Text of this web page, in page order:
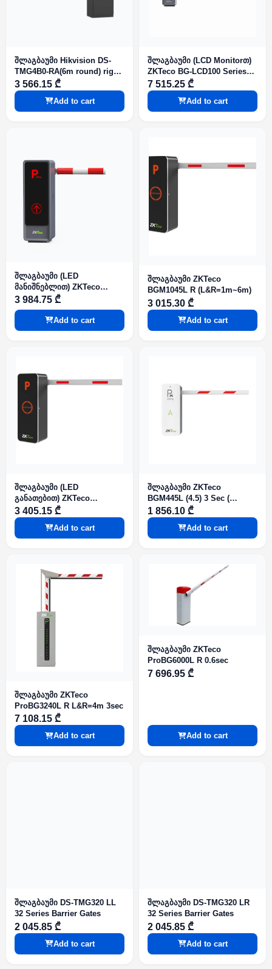
შლაგბაუმი Hikvision DS-
TMG4B0-RA(6m round) right
direction
3 566.15 ₾
Add to cart
შლაგბაუმი (LCD Monitorთ)
ZKTeco BG-LCD100 Series
(L=3m)
7 515.25 ₾
Add to cart
შლაგბაუმი (LED
მანიშნებლით) ZKTeco
BGM2000L R (L=3m)
3 984.75 ₾
Add to cart
შლაგბაუმი ZKTeco
BGM1045L R (L&R=1m~6m)
3 015.30 ₾
Add to cart
შლაგბაუმი (LED
განათებით) ZKTeco
BGM1045L R-LED
(L&R=1m~6m)
3 405.15 ₾
Add to cart
შლაგბაუმი ZKTeco
BGM445L (4.5) 3 Sec (
BGM400)
1 856.10 ₾
Add to cart
შლაგბაუმი ZKTeco
ProBG3240L R L&R=4m 3sec
7 108.15 ₾
Add to cart
შლაგბაუმი ZKTeco
ProBG6000L R 0.6sec
7 696.95 ₾
Add to cart
შლაგბაუმი DS-TMG320 LL
32 Series Barrier Gates
2 045.85 ₾
Add to cart
შლაგბაუმი DS-TMG320 LR
32 Series Barrier Gates
2 045.85 ₾
Add to cart